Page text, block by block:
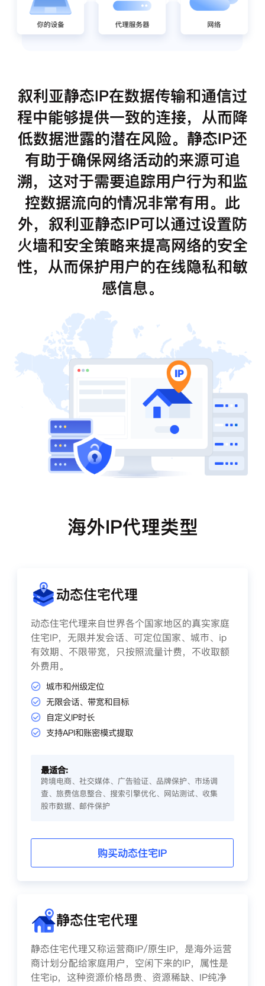
叙利亚静态IP在数据传输和通信过
程中能够提供一致的连接，从而降
低数据泄露的潜在风险。静态IP还
有助于确保网络活动的来源可追
溯，这对于需要追踪用户行为和监
控数据流向的情况非常有用。此
外，叙利亚静态IP可以通过设置防
火墙和安全策略来提高网络的安全
性，从而保护用户的在线隐私和敏
感信息。
海外IP代理类型
动态住宅代理
动态住宅代理来自世界各个国家地区的真实家庭
住宅IP，无限并发会话、可定位国家、城市、ip
有效期、不限带宽，只按照流量计费，不收取额
外费用。
城市和州级定位
无限会话、带宽和目标
自定义IP时长
支持API和账密模式提取
最适合:
跨境电商、社交媒体、广告验证、品牌保护、市场调
查、旅费信息整合、搜索引擎优化、网站测试、收集
股市数据、邮件保护
购买动态住宅IP
静态住宅代理
静态住宅代理又称运营商IP/原生IP，是海外运营
商计划分配给家庭用户，空闲下来的IP，属性是
住宅ip，这种资源价格昂贵、资源稀缺、IP纯净